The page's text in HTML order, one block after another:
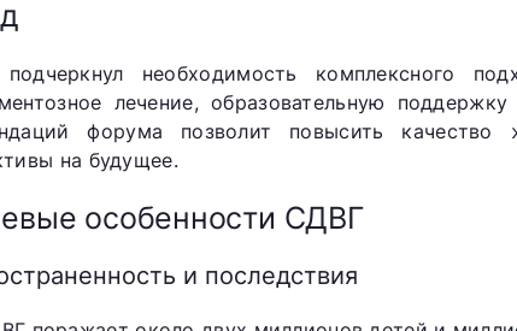
необходимость комплексного
лечение, образовательную
форума позволит повысить
на будущее.
особенности СДВГ
и последствия